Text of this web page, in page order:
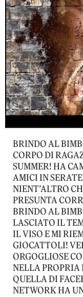
BRINDO AL
CORPO DI
SUMMER! HA
AMICI IN
NIENT’ALTRO
PRESUNTA
BRINDO AL
LASCIATO IL
IL VISO E MI
GIOCATTOLI!
ORGOGLIOSE
NELLA PROPRIA
QUELLA DI
NETWORK HA